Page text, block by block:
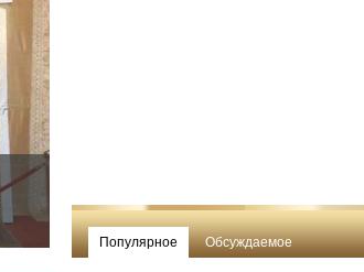
Популярное Обсуждаемое